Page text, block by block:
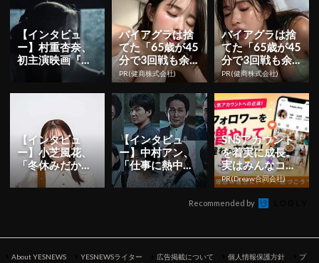
【インタビュ
ー】村重杏奈、
初主演映画『悪
鬼のウイルス』
を経て「お芝居
バイアグラは捨
てた「65歳が45
分で3回戦も余
裕」1日31円で
朝まで絶好調！
PR(健商株式会社)
バイアグラは捨
てた「65歳が45
分で3回戦も余
裕」1日31円で
朝まで絶好調！
PR(健商株式会社)
【インタビュ
ー】小芝風花、
「冬休みだから
ご家族でもどう
ぞ」『ロード・
【インタビュ
ー】中村アン、
「仕事に熱中す
る刑事を演じら
れていれば」W
SNSアカウント
を着実に成長。
実はみんなココ
使ってます。
PR(Dreaw合同会社)
Recommended by
About YESNEWS YESNEWSライター 広告掲載について 個人情報保護方針 プ